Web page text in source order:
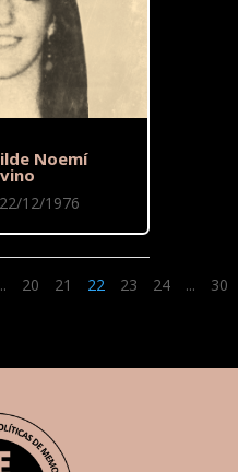
Noemí
12/1976
20 21 22 23 24 ... 30